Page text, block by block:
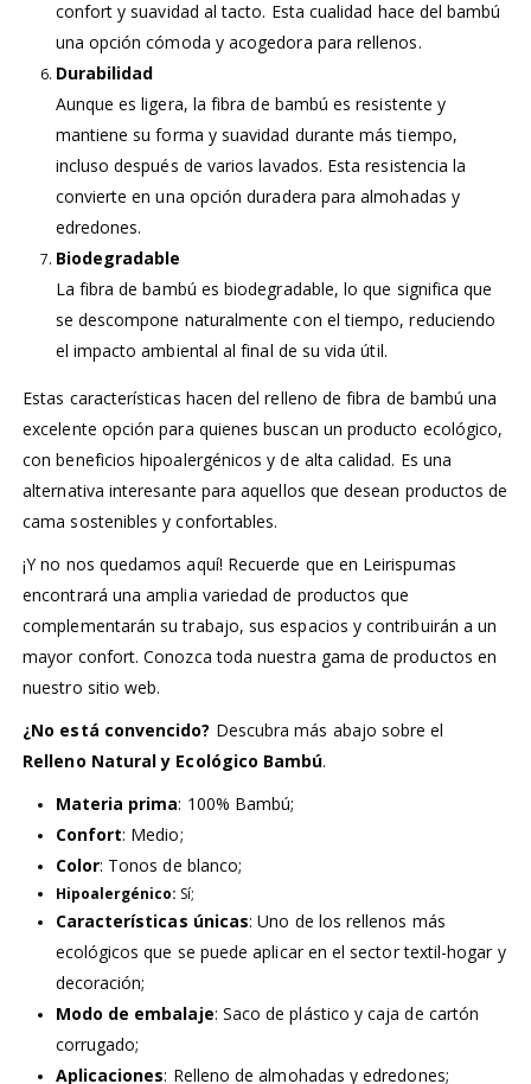
confort y suavidad al tacto. Esta cualidad hace del bambú
una opción cómoda y acogedora para rellenos.
Durabilidad
Aunque es ligera, la fibra de bambú es resistente y
mantiene su forma y suavidad durante más tiempo,
incluso después de varios lavados. Esta resistencia la
convierte en una opción duradera para almohadas y
edredones.
Biodegradable
La fibra de bambú es biodegradable, lo que significa que
se descompone naturalmente con el tiempo, reduciendo
el impacto ambiental al final de su vida útil.
Estas características hacen del relleno de fibra de bambú una
excelente opción para quienes buscan un producto ecológico,
con beneficios hipoalergénicos y de alta calidad. Es una
alternativa interesante para aquellos que desean productos de
cama sostenibles y confortables.
¡Y no nos quedamos aquí! Recuerde que en Leirispumas
encontrará una amplia variedad de productos que
complementarán su trabajo, sus espacios y contribuirán a un
mayor confort. Conozca toda nuestra gama de productos en
nuestro sitio web.
¿No está convencido? Descubra más abajo sobre el
Relleno Natural y Ecológico Bambú.
Materia prima: 100% Bambú;
Confort: Medio;
Color: Tonos de blanco;
Hipoalergénico: Sí;
Características únicas: Uno de los rellenos más
ecológicos que se puede aplicar en el sector textil-hogar y
decoración;
Modo de embalaje: Saco de plástico y caja de cartón
corrugado;
Aplicaciones: Relleno de almohadas y edredones;